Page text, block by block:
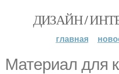
ДИЗАЙН /
главная
Материал для